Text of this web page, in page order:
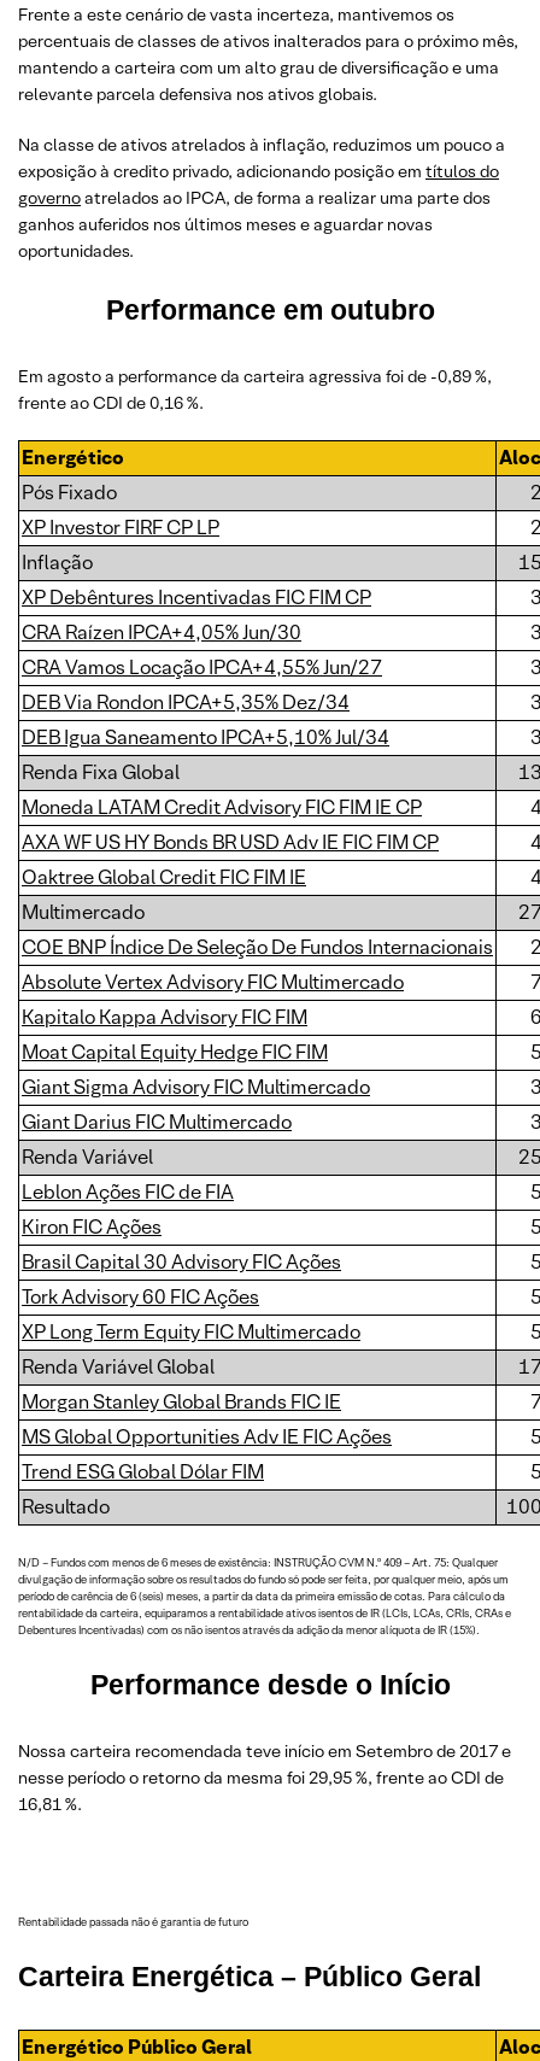
Frente a este cenário de vasta incerteza, mantivemos os
percentuais de classes de ativos inalterados para o próximo mês,
mantendo a carteira com um alto grau de diversificação e uma
relevante parcela defensiva nos ativos globais.
Na classe de ativos atrelados à inflação, reduzimos um pouco a
exposição à credito privado, adicionando posição em títulos do
governoatrelados ao IPCA, de forma a realizar uma parte dos
ganhos auferidos nos últimos meses e aguardar novas
oportunidades.
Performance em outubro
Em agosto a performance da carteira agressiva foi de -0,89 %,
frente ao CDI de 0,16 %.
Energético
Pós Fixado
XP Investor FIRF CP LP
Inflação
XP Debêntures Incentivadas FIC FIM CP
CRA Raízen IPCA+4,05% Jun/30
CRA Vamos Locação IPCA+4,55% Jun/27
DEB Via Rondon IPCA+5,35% Dez/34
DEB Igua Saneamento IPCA+5,10% Jul/34
Renda Fixa Global
Moneda LATAM Credit Advisory FIC FIM IE CP
AXA WF US HY Bonds BR USD Adv IE FIC FIM CP
Oaktree Global Credit FIC FIM IE
Multimercado
COE BNP Índice De Seleção De Fundos Internacionais
Absolute Vertex Advisory FIC Multimercado
Kapitalo Kappa Advisory FIC FIM
Moat Capital Equity Hedge FIC FIM
Giant Sigma Advisory FIC Multimercado
Giant Darius FIC Multimercado
Renda Variável
Leblon Ações FIC de FIA
Kiron FIC Ações
Brasil Capital 30 Advisory FIC Ações
Tork Advisory 60 FIC Ações
XP Long Term Equity FIC Multimercado
Renda Variável Global
Morgan Stanley Global Brands FIC IE
MS Global Opportunities Adv IE FIC Ações
Trend ESG Global Dólar FIM
Resultado
N/D – Fundos com menos de 6 meses de existência: INSTRUÇÃO CVM N.º 409 – Art. 75: Qualquer
divulgação de informação sobre os resultados do fundo só pode ser feita, por qualquer meio, após um
período de carência de 6 (seis) meses, a partir da data da primeira emissão de cotas. Para cálculo da
rentabilidade da carteira, equiparamos a rentabilidade ativos isentos de IR (LCIs, LCAs, CRIs, CRAs e
Debentures Incentivadas) com os não isentos através da adição da menor alíquota de IR (15%).
Performance desde o Início
Nossa carteira recomendada teve início em Setembro de 2017 e
nesse período o retorno da mesma foi 29,95 %, frente ao CDI de
16,81 %.
Rentabilidade passada não é garantia de futuro
Carteira Energética – Público Geral
Energético Público Geral